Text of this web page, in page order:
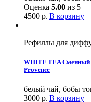
Оценка 5.00 из 5
4500 р. В корзину
Рефиллы для
WHITE TEA Сменный
Provence
белый чай, бобы
3000 р. В корзину